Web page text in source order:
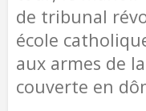
de tribunal
école
aux armes de
couverte en